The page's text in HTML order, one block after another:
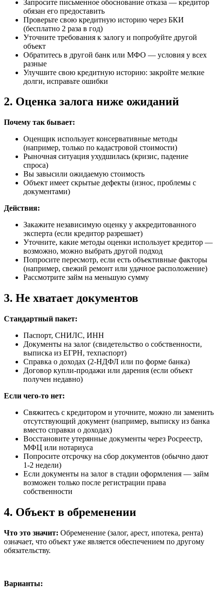
Запросите письменное обоснование отказа — кредитор
обязан его предоставить
Проверьте свою кредитную историю через БКИ
(бесплатно 2 раза в год)
Уточните требования к залогу и попробуйте другой
объект
Обратитесь в другой банк или МФО — условия у всех
разные
Улучшите свою кредитную историю: закройте мелкие
долги, исправьте ошибки
2. Оценка залога ниже ожиданий
Почему так бывает:
Оценщик использует консервативные методы
(например, только по кадастровой стоимости)
Рыночная ситуация ухудшилась (кризис, падение
спроса)
Вы завысили ожидаемую стоимость
Объект имеет скрытые дефекты (износ, проблемы с
документами)
Действия:
Закажите независимую оценку у аккредитованного
эксперта (если кредитор разрешает)
Уточните, какие методы оценки использует кредитор —
возможно, можно выбрать другой подход
Попросите пересмотр, если есть объективные факторы
(например, свежий ремонт или удачное расположение)
Рассмотрите займ на меньшую сумму
3. Не хватает документов
Стандартный пакет:
Паспорт, СНИЛС, ИНН
Документы на залог (свидетельство о собственности,
выписка из ЕГРН, техпаспорт)
Справка о доходах (2-НДФЛ или по форме банка)
Договор купли-продажи или дарения (если объект
получен недавно)
Если чего-то нет:
Свяжитесь с кредитором и уточните, можно ли заменить
отсутствующий документ (например, выписку из банка
вместо справки о доходах)
Восстановите утерянные документы через Росреестр,
МФЦ или нотариуса
Попросите отсрочку на сбор документов (обычно дают
1-2 недели)
Если документы на залог в стадии оформления — займ
возможен только после регистрации права
собственности
4. Объект в обременении
Что это значит: Обременение (залог, арест, ипотека, рента)
означает, что объект уже является обеспечением по другому
обязательству.
Варианты: